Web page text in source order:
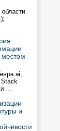
Stack
…
и